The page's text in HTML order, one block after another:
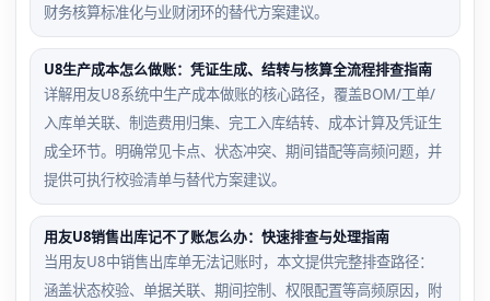
财务核算标准化与业财闭环的替代方案建议。
U8生产成本怎么做账：凭证生成、结转与核算全流程排查指南
详解用友U8系统中生产成本做账的核心路径，覆盖BOM/工单/
入库单关联、制造费用归集、完工入库结转、成本计算及凭证生
成全环节。明确常见卡点、状态冲突、期间错配等高频问题，并
提供可执行校验清单与替代方案建议。
用友U8销售出库记不了账怎么办：快速排查与处理指南
当用友U8中销售出库单无法记账时，本文提供完整排查路径：
涵盖状态校验、单据关联、期间控制、权限配置等高频原因，附